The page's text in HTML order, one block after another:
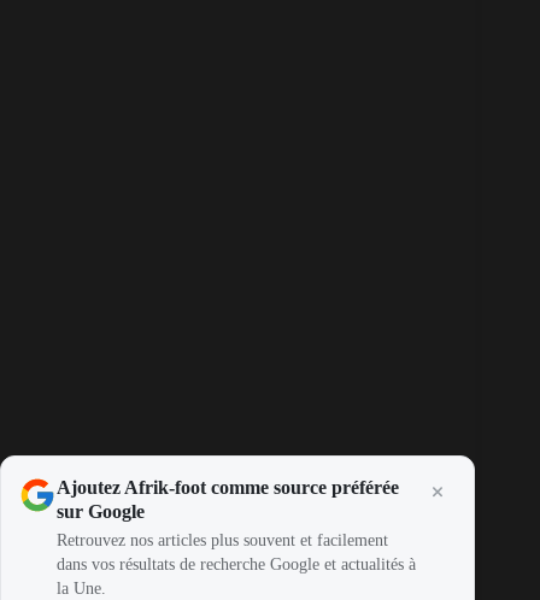
Ajoutez Afrik-foot comme source préférée
sur Google
Retrouvez nos articles plus souvent et facilement
dans vos résultats de recherche Google et actualités à
la Une.